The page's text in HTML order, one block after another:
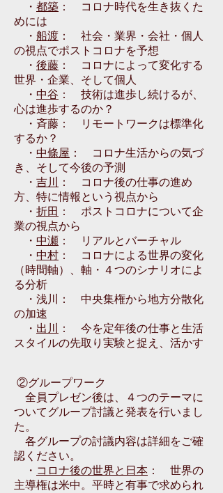
・ 都築 ： コロナ時代を生き抜くた
めには
・ 船渡 ： 社会・業界・会社・個人
の視点でポストコロナを予想
・ 後藤 ： コロナによって変化する
世界・企業、そして個人
・ 中谷 ： 技術は進歩し続けるが、
心は進歩するのか？
・斉藤： リモートワークは標準化
するか？
・ 中條屋 ： コロナ生活からの気づ
き、そして今後の予測
・ 吉川
： コロナ後の仕事の進め
方、特に情報という視点から
・ 折田 ： ポストコロナについて企
業の視点から
・ 中瀬 ： リアルとバーチャル
・ 中村 ： コロナによる世界の変化
（時間軸）、軸・４つのシナリオによ
る分析
・浅川： 中央集権から地方分散化
の加速
・ 出川
： 今を定年後の仕事と生活
スタイルの先取り実験と捉え、活かす
②グループワーク
全員プレゼン後は、４つのテーマに
ついてグループ討議と発表を行いまし
た。
各グループの討議内容は詳細をご確
認ください。
・ コロナ後の世界と日本 ： 世界の
主導権は米中。平時と有事で求められ